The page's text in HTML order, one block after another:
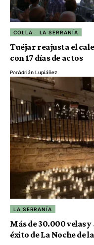
COLLA LA SERRANÍA
Tuéjar reajusta el
con 17 días de actos
PorAdrián Lupiáñez
LA SERRANÍA
Más de 30.000 velas
éxito de La Noche de